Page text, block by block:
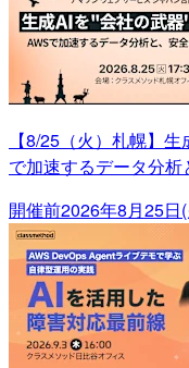
【8/25（火）札幌】
で加速するデータ分
開催前2026年8月25日